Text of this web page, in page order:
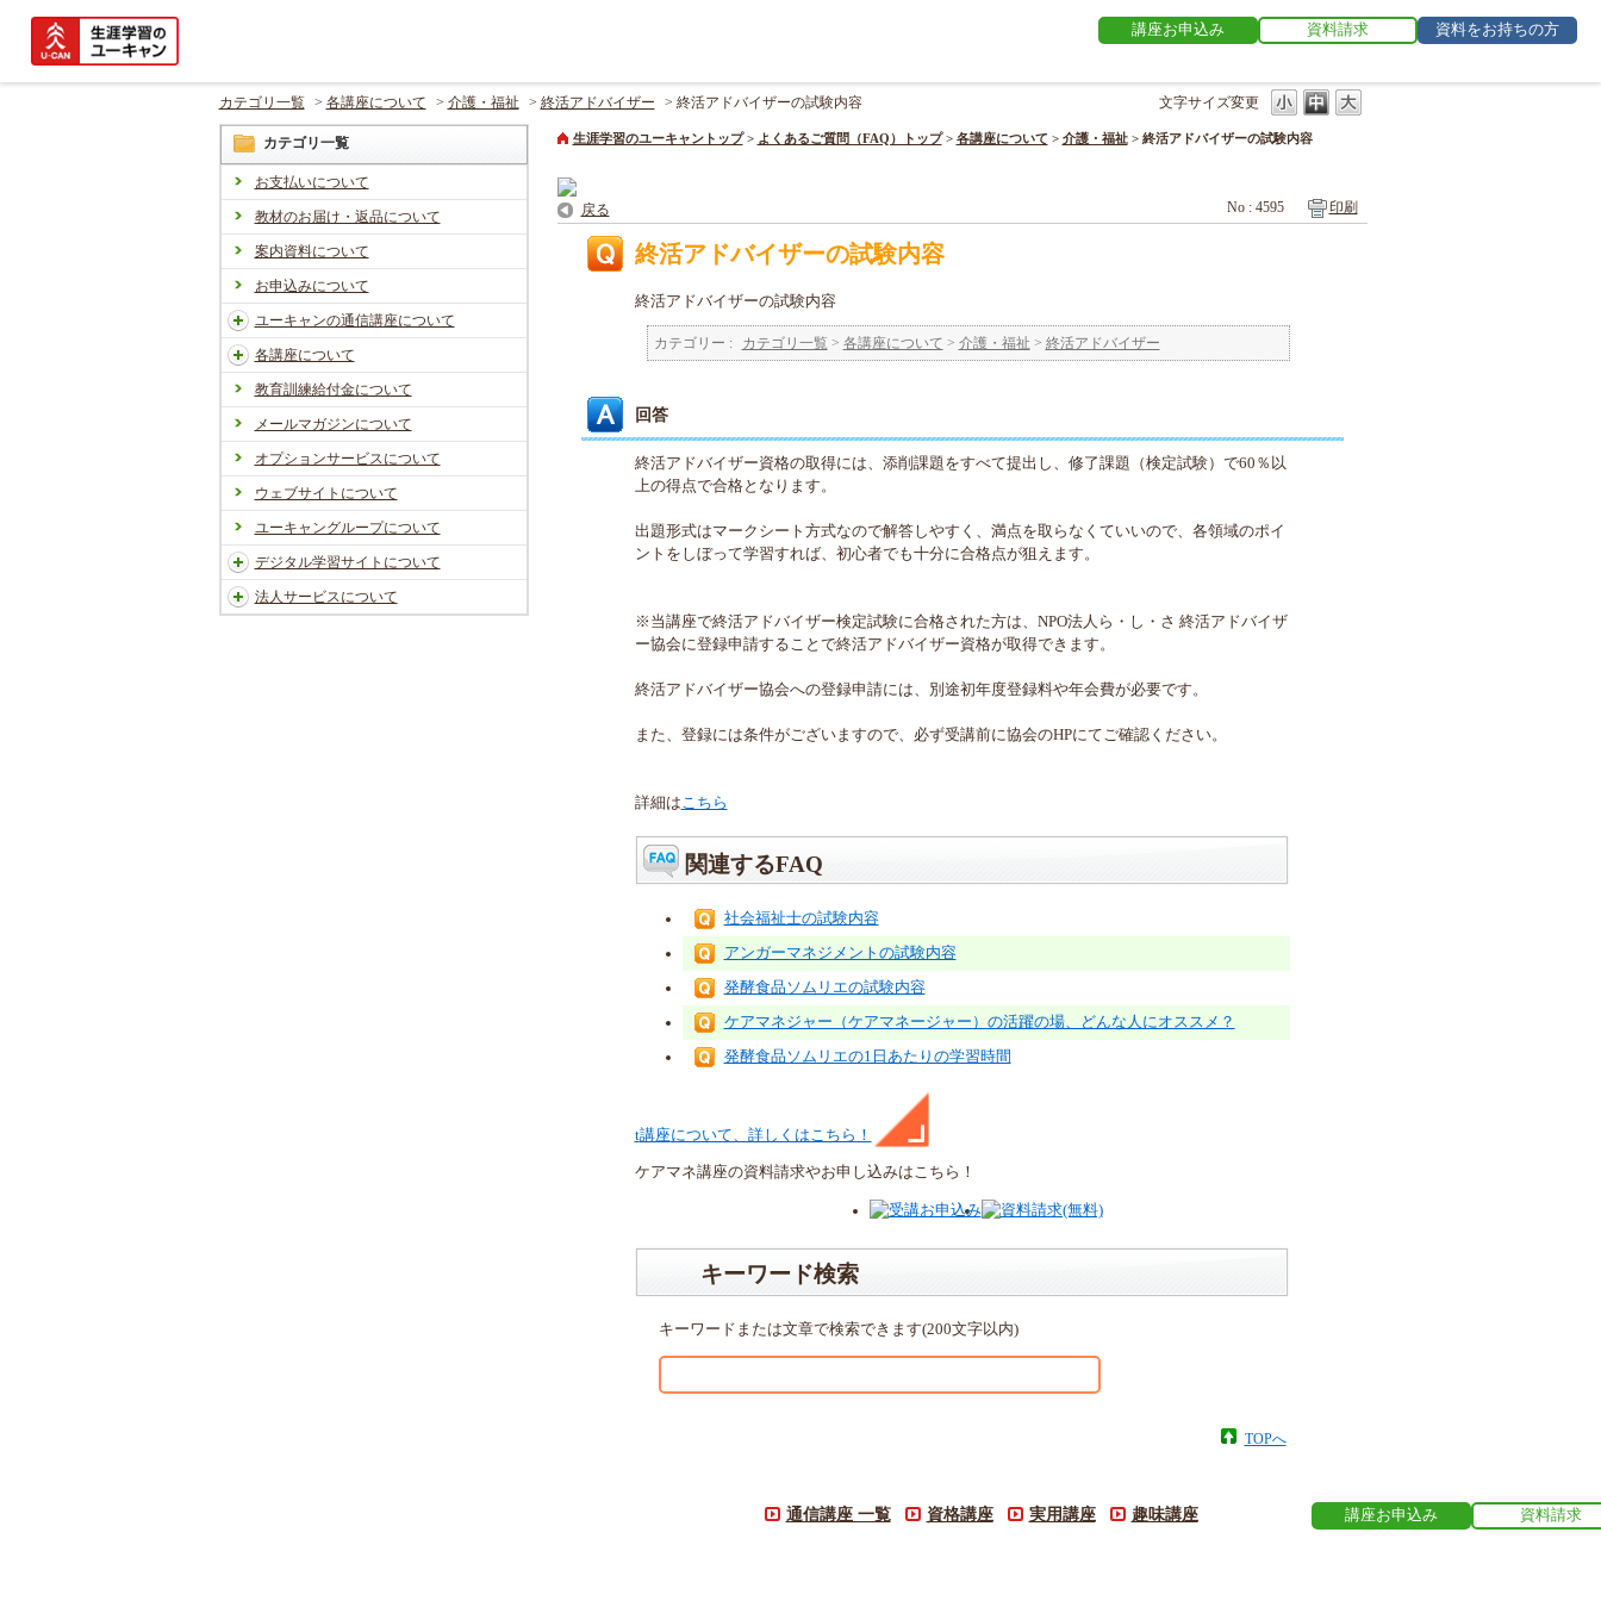
講座お申込み 資料請求 資料をお持ちの方
文字サイズ変更
カテゴリ一覧 > 各講座について > 介護・福祉 > 終活アドバイザー > 終活アドバイザーの試験内容
カテゴリ一覧
お支払いについて
教材のお届け・返品について
案内資料について
お申込みについて
ユーキャンの通信講座について
各講座について
教育訓練給付金について
メールマガジンについて
オプションサービスについて
ウェブサイトについて
ユーキャングループについて
デジタル学習サイトについて
法人サービスについて
生涯学習のユーキャントップ > よくあるご質問（FAQ）トップ > 各講座について > 介護・福祉 > 終活アドバイザーの試験内容
戻る No : 4595 印刷
終活アドバイザーの試験内容
終活アドバイザーの試験内容
カテゴリー : カテゴリ一覧 > 各講座について > 介護・福祉 > 終活アドバイザー
回答
終活アドバイザー資格の取得には、添削課題をすべて提出し、修了課題（検定試験）で60％以
上の得点で合格となります。
出題形式はマークシート方式なので解答しやすく、満点を取らなくていいので、各領域のポイ
ントをしぼって学習すれば、初心者でも十分に合格点が狙えます。
※当講座で終活アドバイザー検定試験に合格された方は、NPO法人ら・し・さ 終活アドバイザ
ー協会に登録申請することで終活アドバイザー資格が取得できます。
終活アドバイザー協会への登録申請には、別途初年度登録料や年会費が必要です。
また、登録には条件がございますので、必ず受講前に協会のHPにてご確認ください。
詳細はこちら
関連するFAQ
社会福祉士の試験内容
アンガーマネジメントの試験内容
発酵食品ソムリエの試験内容
ケアマネジャー（ケアマネージャー）の活躍の場、どんな人にオススメ？
発酵食品ソムリエの1日あたりの学習時間
t講座について、詳しくはこちら！
ケアマネ講座の資料請求やお申し込みはこちら！
キーワード検索
キーワードまたは文章で検索できます(200文字以内)
TOPへ
通信講座 一覧 資格講座 実用講座 趣味講座 講座お申込み 資料請求